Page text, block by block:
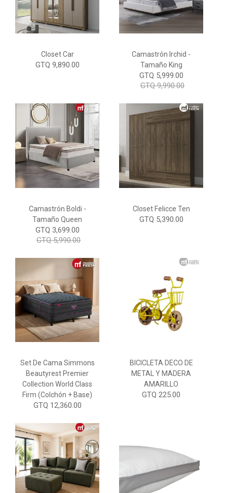
Closet Car
GTQ 9,890.00
Camastrón Irchid -
Tamaño King
GTQ 5,999.00
GTQ 9,990.00
Camastrón Boldi -
Tamaño Queen
GTQ 3,699.00
GTQ 5,990.00
Closet Felicce Ten
GTQ 5,390.00
Set De Cama Simmons
Beautyrest Premier
Collection World Class
Firm (Colchón + Base)
GTQ 12,360.00
BICICLETA DECO DE
METAL Y MADERA
AMARILLO
GTQ 225.00